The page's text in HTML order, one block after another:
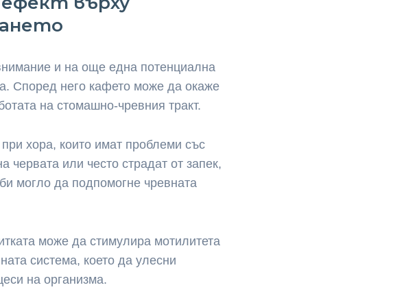
и на още една потенциална
Според него кафето може да окаже
на стомашно-чревния тракт.
хора, които имат проблеми със
червата или често страдат от запек,
могло да подпомогне чревната
може да стимулира мотилитета
система, което да улесни
на организма.